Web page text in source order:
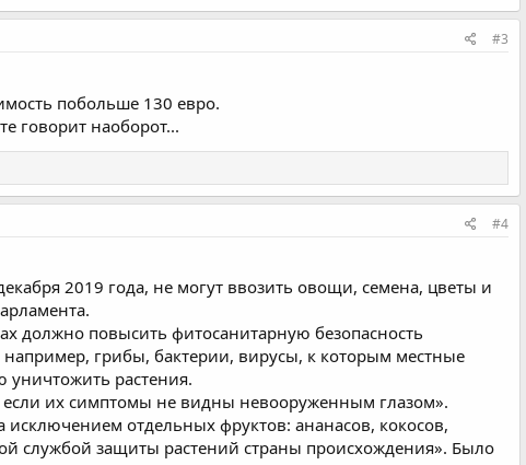
#3
побольше 130 евро.
говорит наоборот...
#4
2019 года, не могут ввозить овощи, семена, цветы и
должно повысить фитосанитарную безопасность
например, грибы, бактерии, вирусы, к которым местные
уничтожить растения.
если их симптомы не видны невооруженным глазом».
отдельных фруктов: ананасов, кокосов,
службой защиты растений страны происхождения». Было